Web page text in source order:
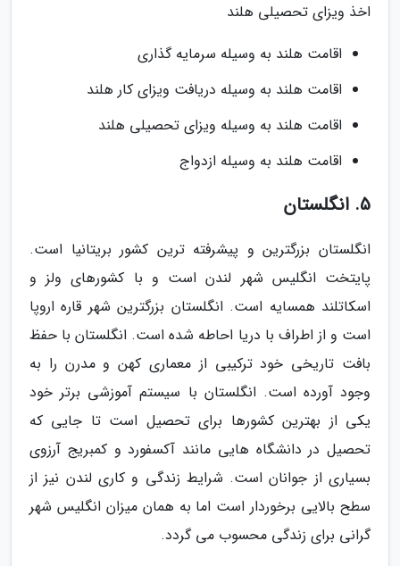
اخذ ویزای تحصیلی هلند
اقامت هلند به وسیله سرمایه گذاری
اقامت هلند به وسیله دریافت ویزای کار هلند
اقامت هلند به وسیله ویزای تحصیلی هلند
اقامت هلند به وسیله ازدواج
5. انگلستان
انگلستان بزرگترین و پیشرفته ترین کشور بریتانیا است.
پایتخت انگلیس شهر لندن است و با کشورهای ولز و
اسکاتلند همسایه است. انگلستان بزرگترین شهر قاره اروپا
است و از اطراف با دریا احاطه شده است. انگلستان با حفظ
بافت تاریخی خود ترکیبی از معماری کهن و مدرن را به
وجود آورده است. انگلستان با سیستم آموزشی برتر خود
یکی از بهترین کشورها برای تحصیل است تا جایی که
تحصیل در دانشگاه هایی مانند آکسفورد و کمبریج آرزوی
بسیاری از جوانان است. شرایط زندگی و کاری لندن نیز از
سطح بالایی برخوردار است اما به همان میزان انگلیس شهر
گرانی برای زندگی محسوب می گردد.